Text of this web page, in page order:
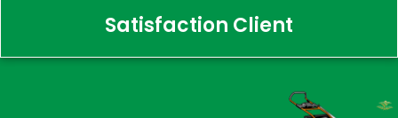
Satisfaction Client